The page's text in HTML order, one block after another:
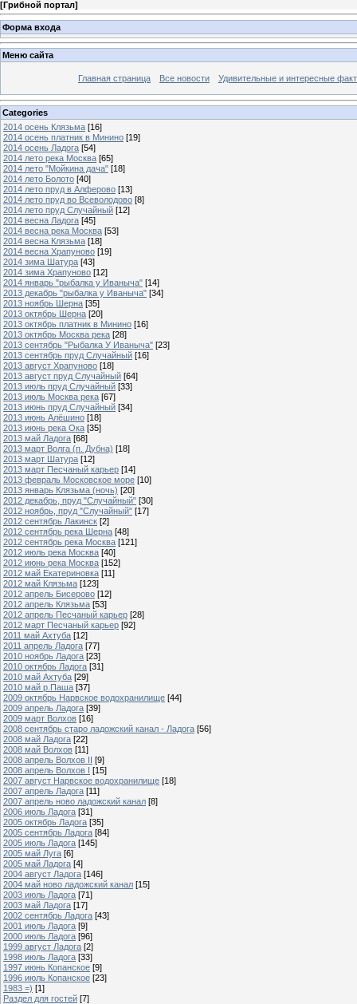
[Грибной портал]
Форма входа
Меню сайта
Главная страница Все новости Удивительные и интересные
Categories
2014 осень Клязьма [16]
2014 осень платник в Минино [19]
2014 осень Ладога [54]
2014 лето река Москва [65]
2014 лето "Мойкина дача" [18]
2014 лето Болото [40]
2014 лето пруд в Алферово [13]
2014 лето пруд во Всеволодово [8]
2014 лето пруд Случайный [12]
2014 весна Ладога [45]
2014 весна река Москва [53]
2014 весна Клязьма [18]
2014 весна Храпуново [19]
2014 зима Шатура [43]
2014 зима Храпуново [12]
2014 январь "рыбалка у Иваныча" [14]
2013 декабрь "рыбалка у Иваныча" [34]
2013 ноябрь Шерна [35]
2013 октябрь Шерна [20]
2013 октябрь платник в Минино [16]
2013 октябрь Москва река [28]
2013 сентябрь "Рыбалка У Иваныча" [23]
2013 сентябрь пруд Случайный [16]
2013 август Храпуново [18]
2013 август пруд Случайный [64]
2013 июль пруд Случайный [33]
2013 июль Москва река [67]
2013 июнь пруд Случайный [34]
2013 июнь Алёшино [18]
2013 июнь река Ока [35]
2013 май Ладога [68]
2013 март Волга (п. Дубна) [18]
2013 март Шатура [12]
2013 март Песчаный карьер [14]
2013 февраль Московское море [10]
2013 январь Клязьма (ночь) [20]
2012 декабрь, пруд "Случайный" [30]
2012 ноябрь, пруд "Случайный" [17]
2012 сентябрь Лакинск [2]
2012 сентябрь река Шерна [48]
2012 сентябрь река Москва [121]
2012 июль река Москва [40]
2012 июнь река Москва [152]
2012 май Екатериновка [11]
2012 май Клязьма [123]
2012 апрель Бисерово [12]
2012 апрель Клязьма [53]
2012 апрель Песчаный карьер [28]
2012 март Песчаный карьер [92]
2011 май Ахтуба [12]
2011 апрель Ладога [77]
2010 ноябрь Ладога [23]
2010 октябрь Ладога [31]
2010 май Ахтуба [29]
2010 май р.Паша [37]
2009 октябрь Нарвское водохранилище [44]
2009 апрель Ладога [39]
2009 март Волхов [16]
2008 сентябрь старо ладожский канал - Ладога [56]
2008 май Ладога [22]
2008 май Волхов [11]
2008 апрель Волхов II [9]
2008 апрель Волхов I [15]
2007 август Нарвское водохранилище [18]
2007 апрель Ладога [11]
2007 апрель ново ладожский канал [8]
2006 июль Ладога [31]
2005 октябрь Ладога [35]
2005 сентябрь Ладога [84]
2005 июль Ладога [145]
2005 май Луга [6]
2005 май Ладога [4]
2004 август Ладога [146]
2004 май ново ладожский канал [15]
2003 июль Ладога [71]
2003 май Ладога [17]
2002 сентябрь Ладога [43]
2001 июль Ладога [9]
2000 июль Ладога [96]
1999 август Ладога [2]
1998 июль Ладога [33]
1997 июнь Копанское [9]
1996 июль Копанское [23]
1983 =) [1]
Раздел для гостей [7]